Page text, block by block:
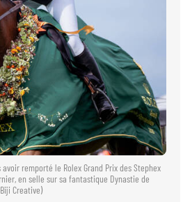
remporté le Rolex Grand Prix des Stephex
en selle sur sa fantastique Dynastie de
Creative)